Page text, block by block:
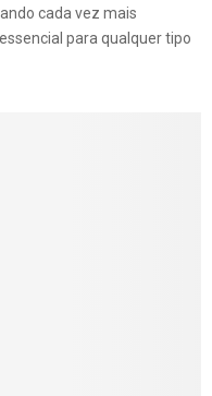
cada vez mais
para qualquer tipo